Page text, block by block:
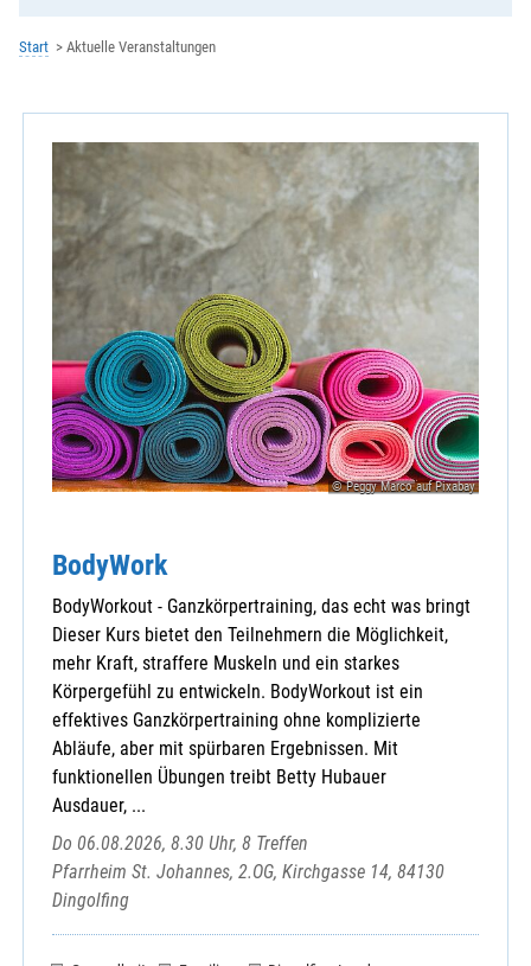
Grafenkirchen - St. Laurentius
Grafenwiesen - Hl.Dreifaltigkeit
Haibühl/Arrach - St. Wolfgang
Harrling/Zandt - St. Bartholomäus
Heinrichskirchen - St. Nikolaus
Hiltersried - St. Johann Baptist
Hohenwarth - St. Johannes der Täufer
KEB im Bistum Regensburg e.V.
Lam - St. Ulrich
Lederdorn - Maria Königin
Lohberg - St. Walburga
Michelsneukirchen - St. Michael
Neukirchen b. Hl. Blut - Mariä Geburt
Pemfling - St. Andreas
Pösing - St. Vitus
Ränkam - Heilige Dreifaltigkeit
Rettenbach - St. Laurentius
Rimbach - St. Michael
Roding - St. Pankratius
Rötz - St. Martin
Sattelbogen - Kuratbenefizium St. Nikola
Sattelpeilnstein - St. Peter und Paul
Start Aktuelle Veranstaltungen
© Peggy Marco auf Pixabay
BodyWork
BodyWorkout - Ganzkörpertraining, das echt was bringt
Dieser Kurs bietet den Teilnehmern die Möglichkeit,
mehr Kraft, straffere Muskeln und ein starkes
Körpergefühl zu entwickeln. BodyWorkout ist ein
effektives Ganzkörpertraining ohne komplizierte
Abläufe, aber mit spürbaren Ergebnissen. Mit
funktionellen Übungen treibt Betty Hubauer
Ausdauer, ...
Do 06.08.2026, 8.30 Uhr, 8 Treffen
Pfarrheim St. Johannes, 2.OG, Kirchgasse 14, 84130
Dingolfing